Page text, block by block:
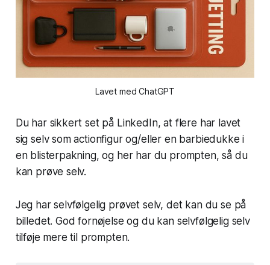
Lavet med ChatGPT
Du har sikkert set på LinkedIn, at flere har lavet
sig selv som actionfigur og/eller en barbiedukke i
en blisterpakning, og her har du prompten, så du
kan prøve selv.
Jeg har selvfølgelig prøvet selv, det kan du se på
billedet. God fornøjelse og du kan selvfølgelig selv
tilføje mere til prompten.